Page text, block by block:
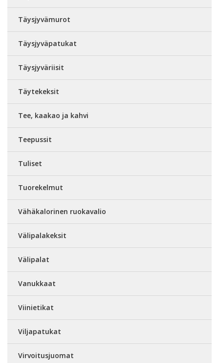
Täysjyvämurot
Täysjyväpatukat
Täysjyväriisit
Täytekeksit
Tee, kaakao ja kahvi
Teepussit
Tuliset
Tuorekelmut
Vähäkalorinen ruokavalio
Välipalakeksit
Välipalat
Vanukkaat
Viinietikat
Viljapatukat
Virvoitusjuomat